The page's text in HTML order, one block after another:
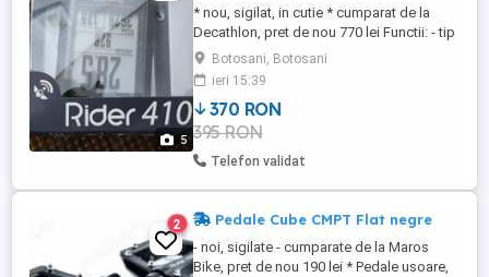
5
* nou, sigilat, in cutie * cumparat de la
Decathlon, pret de nou 770 lei Functii: - tip
Wireless - numar functii: 72 - afisaj de 2,3",
max. 8 date pe o pagina - suport sateliti:
GPS, Glonass, BDS, Galileo, QZSS - smart
Notifications (Bluetooth LE) incoming call,
SMS, Email - suport pentru senzori ...
Botosani, Botosani
ieri 15:39
370 RON
395 RON
Telefon validat
2 Pedale Cube CMPT Flat negre
- noi, sigilate - cumparate de la Maros
Bike, pret de nou 190 lei * Pedale usoare,